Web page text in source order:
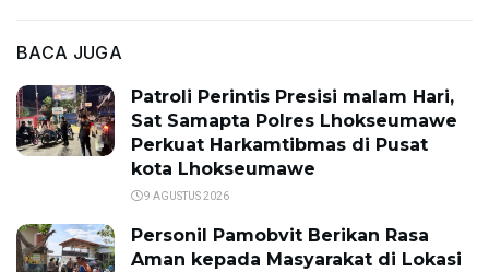
BACA JUGA
Patroli Perintis Presisi malam Hari,
Sat Samapta Polres Lhokseumawe
Perkuat Harkamtibmas di Pusat
kota Lhokseumawe
9 AGUSTUS 2026
Personil Pamobvit Berikan Rasa
Aman kepada Masyarakat di Lokasi